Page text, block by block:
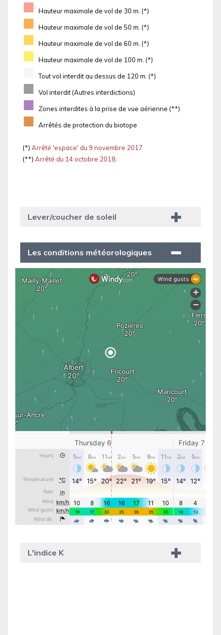
■ Hauteur maximale de vol de 30 m. (*)
■ Hauteur maximale de vol de 50 m. (*)
■ Hauteur maximale de vol de 60 m. (*)
■ Hauteur maximale de vol de 100 m. (*)
Tout vol interdit au dessus de 120 m. (*)
■ Vol interdit (Autres interdictions)
■ Zones interdites à la prise de vue aérienne (**)
■ Arrêtés de protection du biotope
(*) Arrêté 'espace' du 9 novembre 2017
(**) Arrêté du 14 octobre 2018.
Lever/coucher de soleil
Les conditions météorologiques
L'indice K